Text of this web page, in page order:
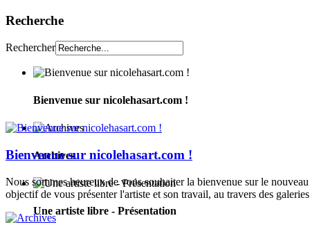
Recherche
Rechercher
Bienvenue sur nicolehasart.com !
Archives
Une artiste libre - Présentation
Bienvenue sur nicolehasart.com !
Nous sommes heureux de vous souhaiter la bienvenue sur le
objectif de vous présenter l'artiste et son travail, au travers des